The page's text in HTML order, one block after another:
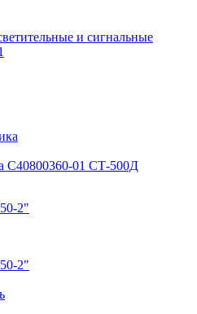
и сигнальные
C40800360-01 СТ-500Д
2"
2"